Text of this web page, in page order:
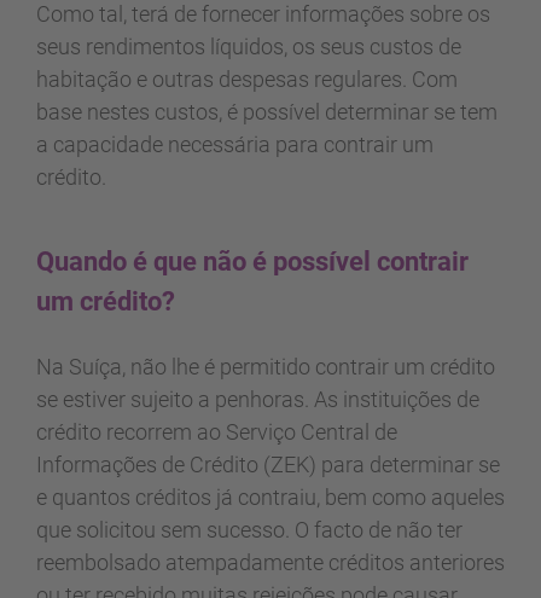
Como tal, terá de fornecer informações sobre os
seus rendimentos líquidos, os seus custos de
habitação e outras despesas regulares. Com
base nestes custos, é possível determinar se tem
a capacidade necessária para contrair um
crédito.
Quando é que não é possível contrair
um crédito?
Na Suíça, não lhe é permitido contrair um crédito
se estiver sujeito a penhoras. As instituições de
crédito recorrem ao Serviço Central de
Informações de Crédito (ZEK) para determinar se
e quantos créditos já contraiu, bem como aqueles
que solicitou sem sucesso. O facto de não ter
reembolsado atempadamente créditos anteriores